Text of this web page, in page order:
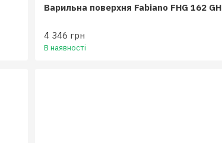
Варильна поверхня Fabiano FHG 162 GH
4 346 грн
В наявності